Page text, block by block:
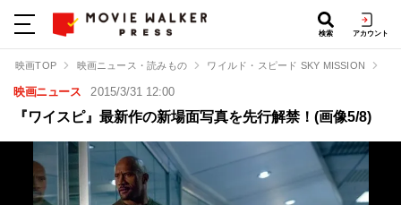
検索 アカウント
映画TOP 映画ニュース・読みもの ワイルド・スピード SKY MISSION
映画ニュース 2015/3/31 12:00
『ワイスピ』最新作の新場面写真を先行解禁！(画像5/8)